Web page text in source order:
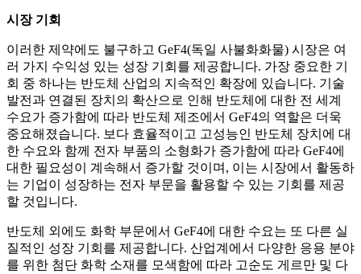
시장 기회
이러한 제약에도 불구하고 GeF4(독일 사불화화물) 시장은 여
러 가지 수익성 있는 성장 기회를 제공합니다. 가장 중요한 기
회 중 하나는 반도체 산업의 지속적인 확장에 있습니다. 기술
발전과 연결된 장치의 확산으로 인해 반도체에 대한 전 세계
수요가 증가함에 따라 반도체 제조에서 GeF4의 역할은 더욱
중요해졌습니다. 보다 효율적이고 고성능인 반도체 장치에 대
한 수요와 함께 전자 부품의 소형화가 증가함에 따라 GeF4에
대한 필요성이 계속해서 증가할 것이며, 이는 시장에서 활동하
는 기업이 성장하는 전자 부문을 활용할 수 있는 기회를 제공
할 것입니다.
반도체 외에도 화학 부문에서 GeF4에 대한 수요는 또 다른 실
질적인 성장 기회를 제공합니다. 산업계에서 다양한 응용 분야
를 위한 첨단 화학 소재를 모색함에 따라 고순도 게르만 및 다